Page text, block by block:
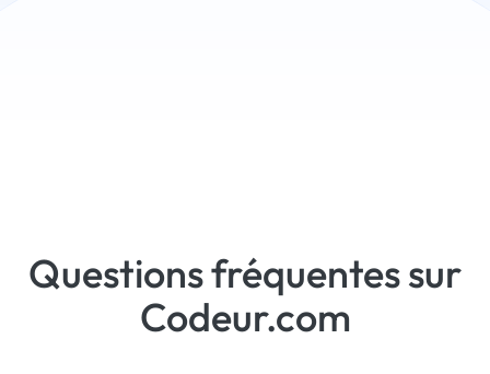
Questions fréquentes sur
Codeur.com